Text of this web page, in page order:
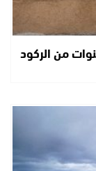
من الركود